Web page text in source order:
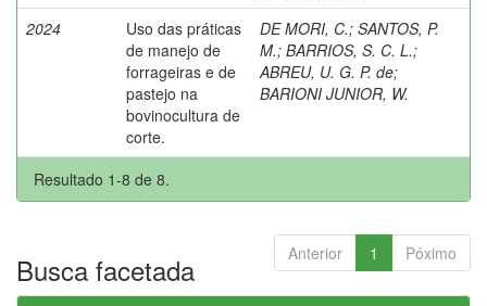
2024
Uso das práticas
de manejo de
forrageiras e de
pastejo na
bovinocultura de
corte.
DE MORI, C.; SANTOS, P.
M.; BARRIOS, S. C. L.;
ABREU, U. G. P. de;
BARIONI JUNIOR, W.
Resultado 1-8 de 8.
Anterior 1 Póximo
Busca facetada